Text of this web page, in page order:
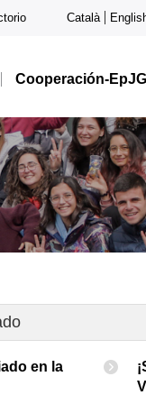
Català
Cooperación-EpJG
en la